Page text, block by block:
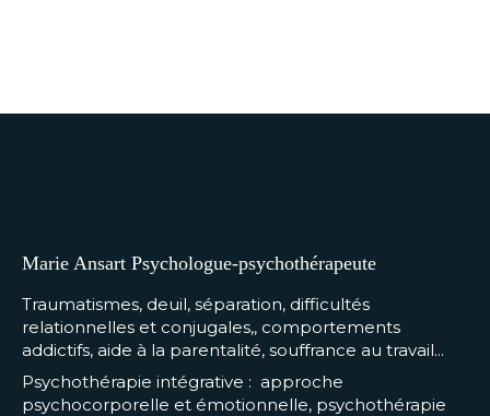
Marie Ansart Psychologue-psychothérapeute
Traumatismes, deuil, séparation, difficultés
relationnelles et conjugales,, comportements
addictifs, aide à la parentalité, souffrance au travail...
Psychothérapie intégrative : approche
psychocorporelle et émotionnelle, psychothérapie